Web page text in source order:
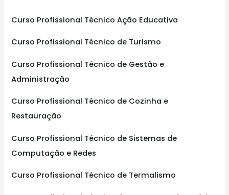
f
r
:
Curso Profissional Técnico Ação Educativa
Curso Profissional Técnico de Turismo
Curso Profissional Técnico de Gestão e
Administração
Curso Profissional Técnico de Cozinha e
Restauração
Curso Profissional Técnico de Sistemas de
Computação e Redes
Curso Profissional Técnico de Termalismo